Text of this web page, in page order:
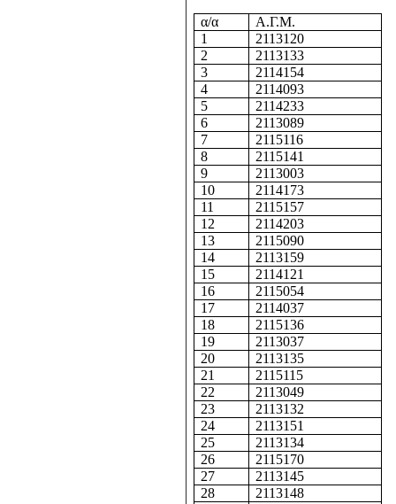
α/α
Α.Γ.Μ.
1
2113120
2
2113133
3
2114154
4
2114093
5
2114233
6
2113089
7
2115116
8
2115141
9
2113003
10
2114173
11
2115157
12
2114203
13
2115090
14
2113159
15
2114121
16
2115054
17
2114037
18
2115136
19
2113037
20
2113135
21
2115115
22
2113049
23
2113132
24
2113151
25
2113134
26
2115170
27
2113145
28
2113148